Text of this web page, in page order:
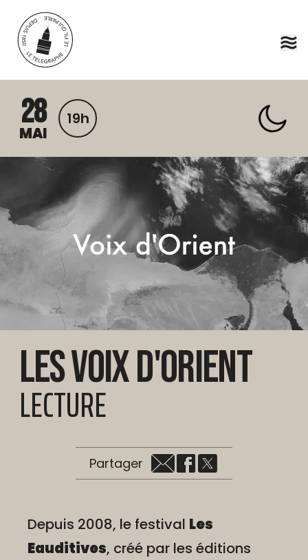
Aller au contenu principal
28
MAI
19h
Les Voix d'Orient
LECTURE
Partager
Depuis 2008, le festival Les
Eauditives, créé par les éditions